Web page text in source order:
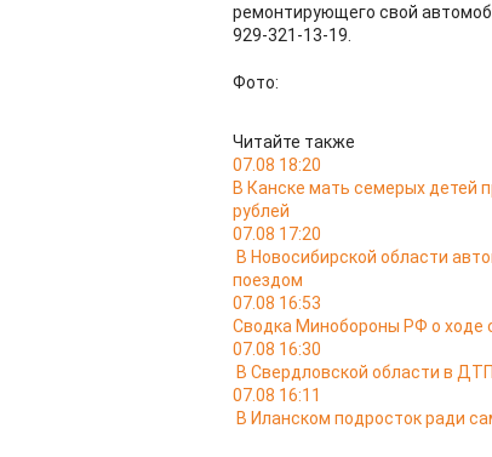
ремонтирующего свой
929-321-13-19.
Фото:
Читайте также
07.08 18:20
В Канске мать семерых детей
рублей
07.08 17:20
В Новосибирской области
поездом
07.08 16:53
Сводка Минобороны РФ о ходе
07.08 16:30
В Свердловской области в
07.08 16:11
В Иланском подросток ради